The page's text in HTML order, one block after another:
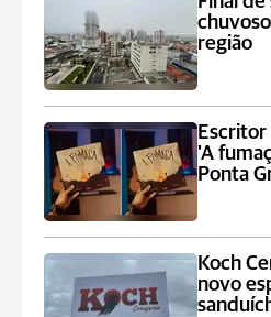
região
Escritor
'A
Ponta
Koch
novo